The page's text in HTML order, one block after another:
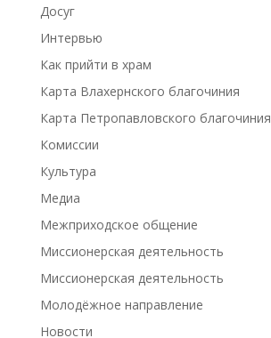
Досуг
Интервью
Как прийти в храм
Карта Влахернского благочиния
Карта Петропавловского благочиния
Комиссии
Культура
Медиа
Межприходское общение
Миссионерская деятельность
Миссионерская деятельность
Молодёжное направление
Новости